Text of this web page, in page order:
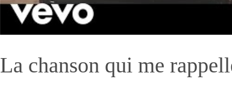
La chanson qui me